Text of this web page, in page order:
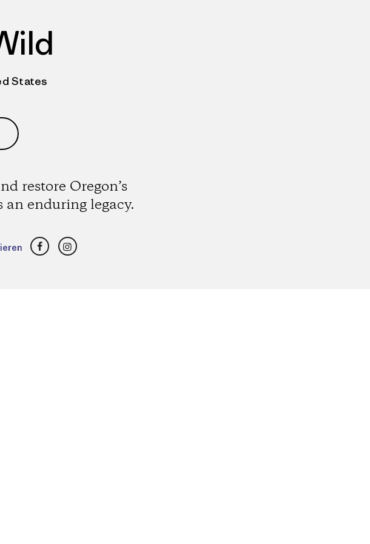
States
restore Oregon’s
enduring legacy.
FacebookInstagram